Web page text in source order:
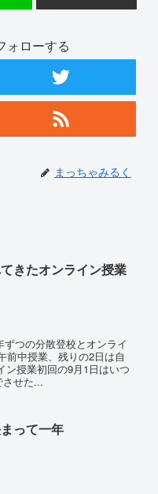
ォローする
まっちゃみるく
きたオンライン授業
つの分散登校とオンライ
前中授業、残りの2日は自
ン授業初回の9月1日はいつ
させた...
って一年